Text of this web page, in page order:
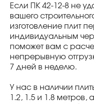
Если ПК 42-12-8 не
вашего
изготовление плит
индивидуальным
поможет вам с
непрерывную
7 дней в неделю.
У нас в наличии
1.2, 1.5 и 1.8